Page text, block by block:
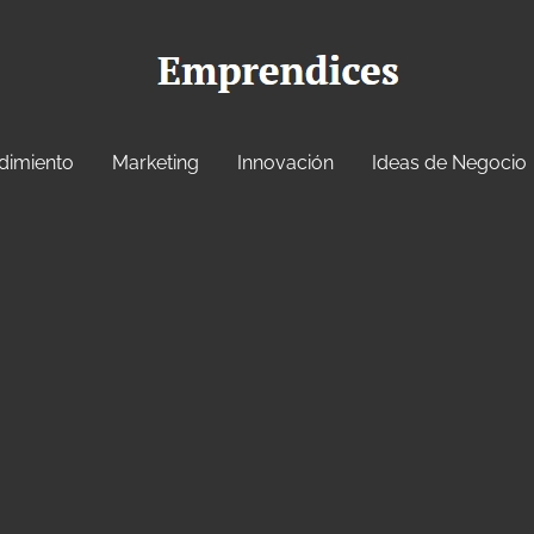
Marketing Innovación Ideas de Negocio